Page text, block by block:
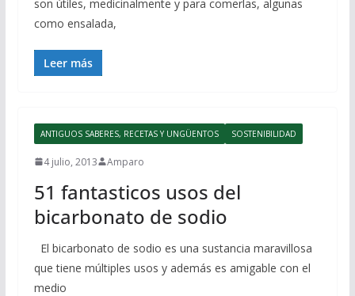
son útiles, medicinalmente y para comerlas, algunas
como ensalada,
Leer más
ANTIGUOS SABERES, RECETAS Y UNGÜENTOS SOSTENIBILIDAD
4 julio, 2013 Amparo
51 fantasticos usos del
bicarbonato de sodio
El bicarbonato de sodio es una sustancia maravillosa
que tiene múltiples usos y además es amigable con el
medio